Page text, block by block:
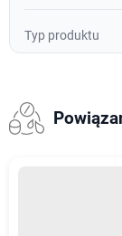
Typ produktu